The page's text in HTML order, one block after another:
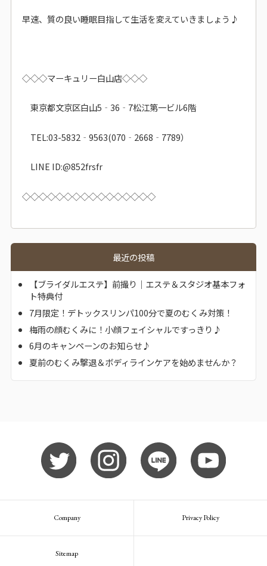
早速、質の良い睡眠目指して生活を変えていきましょう♪
◇◇◇マーキュリー白山店◇◇◇
東京都文京区白山5‐36‐7松江第一ビル6階
TEL:03-5832‐9563(070‐2668‐7789）
LINE ID:@852frsfr
◇◇◇◇◇◇◇◇◇◇◇◇◇◇◇◇
最近の投稿
【ブライダルエステ】前撮り｜エステ＆スタジオ基本フォ
ト特典付
7月限定！デトックスリンパ100分で夏のむくみ対策！
梅雨の顔むくみに！小顔フェイシャルですっきり♪
6月のキャンペーンのお知らせ♪
夏前のむくみ撃退＆ボディラインケアを始めませんか？
Company Privacy Policy
Sitemap